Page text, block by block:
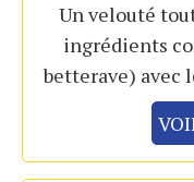
Un velouté
ingrédients
betterave) avec